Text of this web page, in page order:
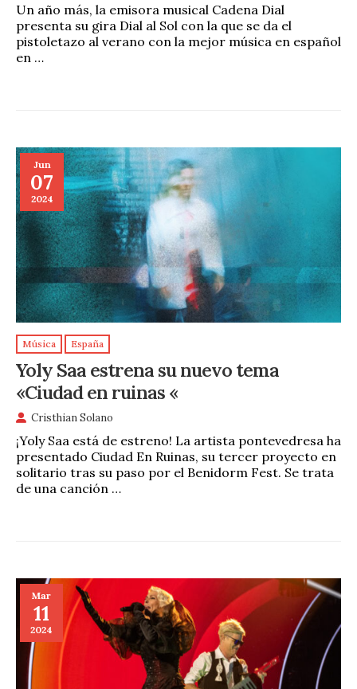
Un año más, la emisora musical Cadena Dial
presenta su gira Dial al Sol con la que se da el
pistoletazo al verano con la mejor música en español
en …
Jun
07
2024
Música España
Yoly Saa estrena su nuevo tema
«Ciudad en ruinas «
Cristhian Solano
¡Yoly Saa está de estreno! La artista pontevedresa ha
presentado Ciudad En Ruinas, su tercer proyecto en
solitario tras su paso por el Benidorm Fest. Se trata
de una canción …
Mar
11
2024